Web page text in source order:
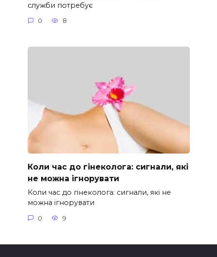
служби потребує
0 8
Коли час до гінеколога: сигнали, які
не можна ігнорувати
Коли час до гінеколога: сигнали, які не
можна ігнорувати
0 9